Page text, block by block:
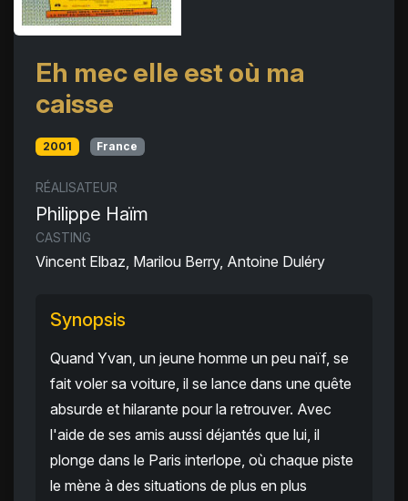
Eh mec elle est où ma
caisse
2001 France
RÉALISATEUR
Philippe Haïm
CASTING
Vincent Elbaz, Marilou Berry, Antoine Duléry
Synopsis
Quand Yvan, un jeune homme un peu naïf, se
fait voler sa voiture, il se lance dans une quête
absurde et hilarante pour la retrouver. Avec
l'aide de ses amis aussi déjantés que lui, il
plonge dans le Paris interlope, où chaque piste
le mène à des situations de plus en plus